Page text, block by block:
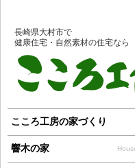
長崎県大村市で
健康住宅・自然素材の住宅なら
こころ工房の家づくり
響木の家